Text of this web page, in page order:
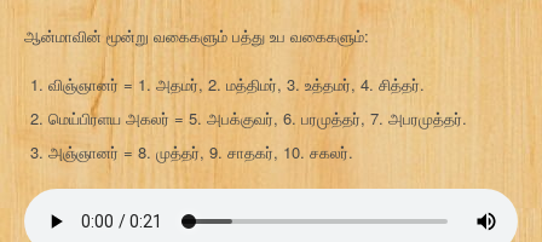
ஆன்மாவின் மூன்று வகைகளும் பத்து உப வகைகளும்:
விஞ்ஞானர் = 1. அதமர், 2. மத்திமர், 3. உத்தமர், 4. சித்தர்.
மெய்பிரளய அகலர் = 5. அபக்குவர், 6. பரமுத்தர், 7. அபரமுத்தர்.
அஞ்ஞானர் = 8. முத்தர், 9. சாதகர், 10. சகலர்.